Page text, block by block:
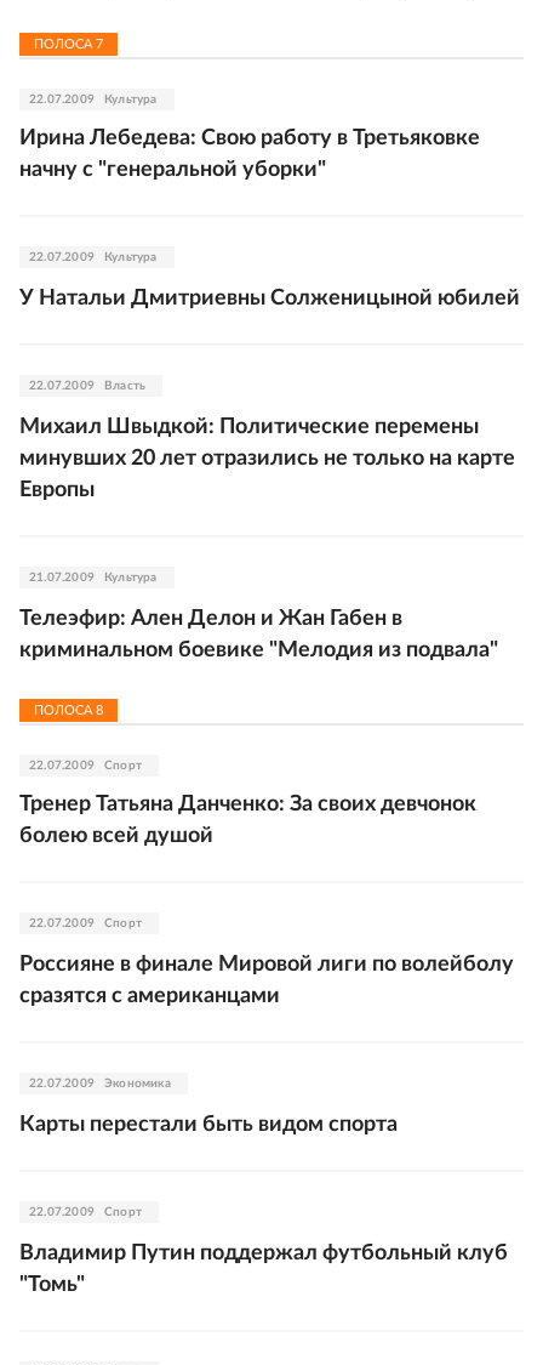
ПОЛОСА 7
22.07.2009 Культура
Ирина Лебедева: Свою работу в Третьяковке
начну с "генеральной уборки"
22.07.2009 Культура
У Натальи Дмитриевны Солженицыной юбилей
22.07.2009 Власть
Михаил Швыдкой: Политические перемены
минувших 20 лет отразились не только на карте
Европы
21.07.2009 Культура
Телеэфир: Ален Делон и Жан Габен в
криминальном боевике "Мелодия из подвала"
ПОЛОСА 8
22.07.2009 Спорт
Тренер Татьяна Данченко: За своих девчонок
болею всей душой
22.07.2009 Спорт
Россияне в финале Мировой лиги по волейболу
сразятся с американцами
22.07.2009 Экономика
Карты перестали быть видом спорта
22.07.2009 Спорт
Владимир Путин поддержал футбольный клуб
"Томь"